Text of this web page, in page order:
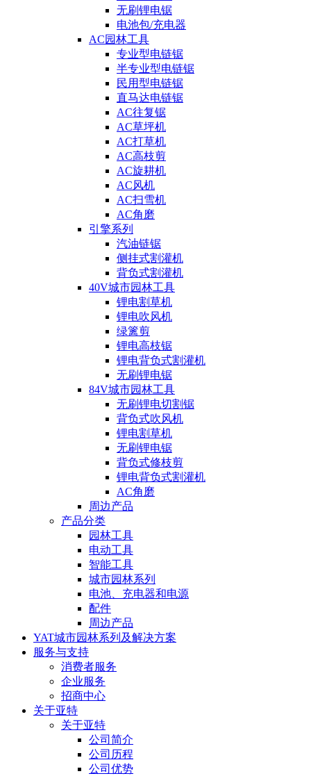
无刷锂电锯
电池包/充电器
AC园林工具
专业型电链锯
半专业型电链锯
民用型电链锯
直马达电链锯
AC往复锯
AC草坪机
AC打草机
AC高枝剪
AC旋耕机
AC风机
AC扫雪机
AC角磨
引擎系列
汽油链锯
侧挂式割灌机
背负式割灌机
40V城市园林工具
锂电割草机
锂电吹风机
绿篱剪
锂电高枝锯
锂电背负式割灌机
无刷锂电锯
84V城市园林工具
无刷锂电切割锯
背负式吹风机
锂电割草机
无刷锂电锯
背负式修枝剪
锂电背负式割灌机
AC角磨
周边产品
产品分类
园林工具
电动工具
智能工具
城市园林系列
电池、充电器和电源
配件
周边产品
YAT城市园林系列及解决方案
服务与支持
消费者服务
企业服务
招商中心
关于亚特
关于亚特
公司简介
公司历程
公司优势